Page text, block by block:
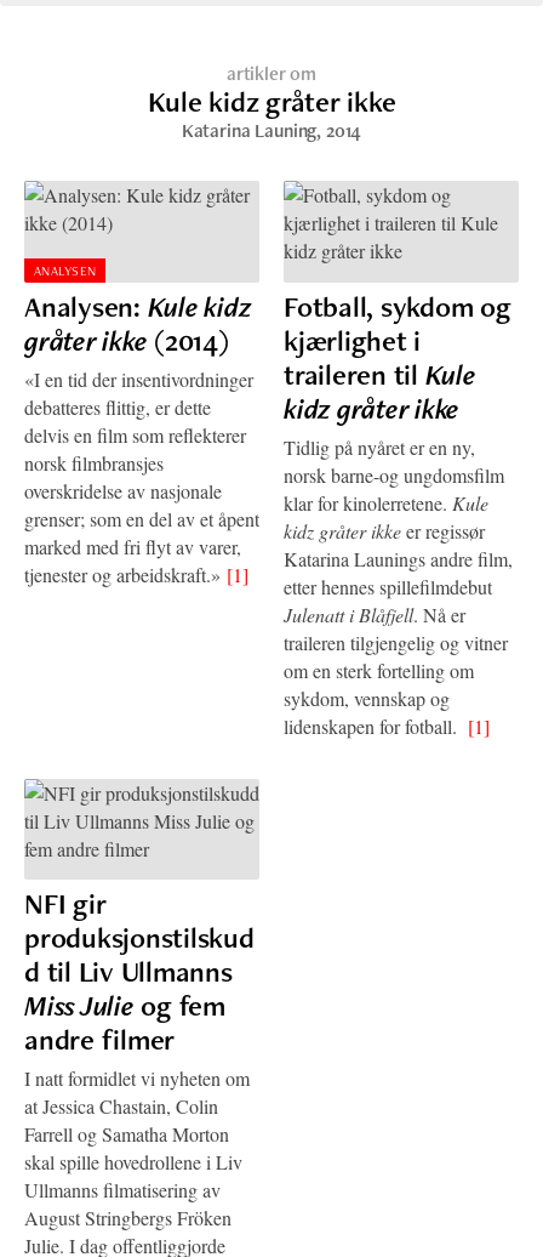
artikler om
Kule kidz gråter ikke
Katarina Launing, 2014
ANALYSEN
Analysen: Kule kidz
gråter ikke (2014)
«I en tid der insentivordninger
debatteres flittig, er dette
delvis en film som reflekterer
norsk filmbransjes
overskridelse av nasjonale
grenser; som en del av et åpent
marked med fri flyt av varer,
tjenester og arbeidskraft.» [1]
Fotball, sykdom og
kjærlighet i
traileren til Kule
kidz gråter ikke
Tidlig på nyåret er en ny,
norsk barne-og ungdomsfilm
klar for kinolerretene. Kule
kidz gråter ikkeer regissør
Katarina Launings andre film,
etter hennes spillefilmdebut
Julenatt i Blåfjell. Nå er
traileren tilgjengelig og vitner
om en sterk fortelling om
sykdom, vennskap og
lidenskapen for fotball. [1]
NFI gir
produksjonstilskud
d til Liv Ullmanns
Miss Julie og fem
andre filmer
I natt formidlet vi nyheten om
at Jessica Chastain, Colin
Farrell og Samatha Morton
skal spille hovedrollene i Liv
Ullmanns filmatisering av
August Stringbergs Fröken
Julie. I dag offentliggjorde